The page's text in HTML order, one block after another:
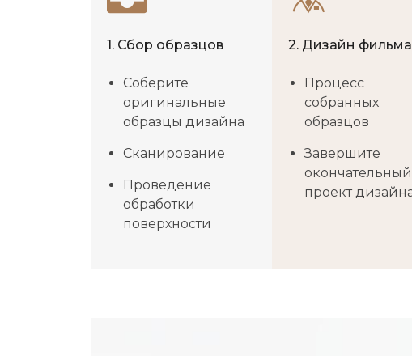
1. Сбор образцов
Соберите
оригинальные
образцы дизайна
Сканирование
Проведение
обработки
поверхности
2. Дизайн фильма
Процесс
собранных
образцов
Завершите
окончательный
проект